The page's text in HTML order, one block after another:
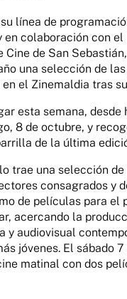
línea de
en colaboración con el
Cine de San
una selección de
en el Zinemaldia tras
esta semana, desde
8 de octubre, y
de la última
trae una selección
consagrados y
de películas para el
acercando la
y audiovisual
jóvenes. El sábado
matinal con dos